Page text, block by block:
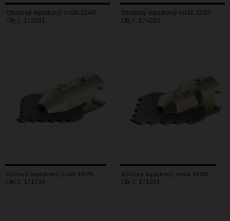
Ozubený lopatkový vrták 22/45
Obj.č. 172281
Ozubený lopatkový vrták 32/55
Obj.č. 174282
Křížový lopatkový vrták 16/25
Obj.č. 171290
Křížový lopatkový vrták 16/35
Obj.č. 171291